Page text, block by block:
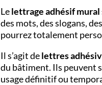
Lelettrage adhésif mural
des mots, des slogans,
pourrez totalement
Il s’agit delettres
du bâtiment. Ils peuvent
usage définitif ou